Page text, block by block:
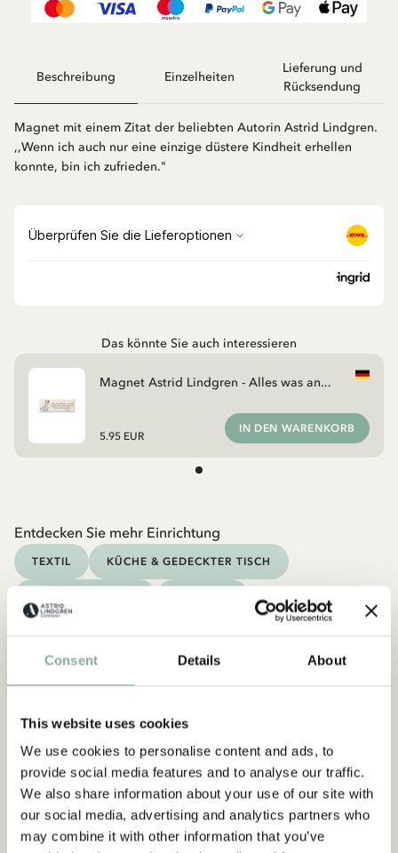
Consent Details About
This website uses cookies
We use cookies to personalise content and ads, to
provide social media features and to analyse our traffic.
We also share information about your use of our site with
our social media, advertising and analytics partners who
may combine it with other information that you’ve
Beschreibung Einzelheiten
Lieferung und
Rücksendung
Magnet mit einem Zitat der beliebten Autorin Astrid Lindgren.
,,Wenn ich auch nur eine einzige düstere Kindheit erhellen
konnte, bin ich zufrieden."
Das könnte Sie auch interessieren
Magnet Astrid Lindgren - Alles was an...
5.95 EUR
IN DEN WARENKORB
Entdecken Sie mehr Einrichtung
TEXTIL KÜCHE & GEDECKTER TISCH
Abonnieren Sie unseren
Newsletter und erhalten Sie 10
% Rabatt!
Werden Sie Abonnent des Astrid Lindgren Store
Newsletters und erhalten Sie exklusive
Angebote sowie spannende Fakten über Astrid
Lindgren. Zusätzlich erhalten Sie 10 % Rabatt auf